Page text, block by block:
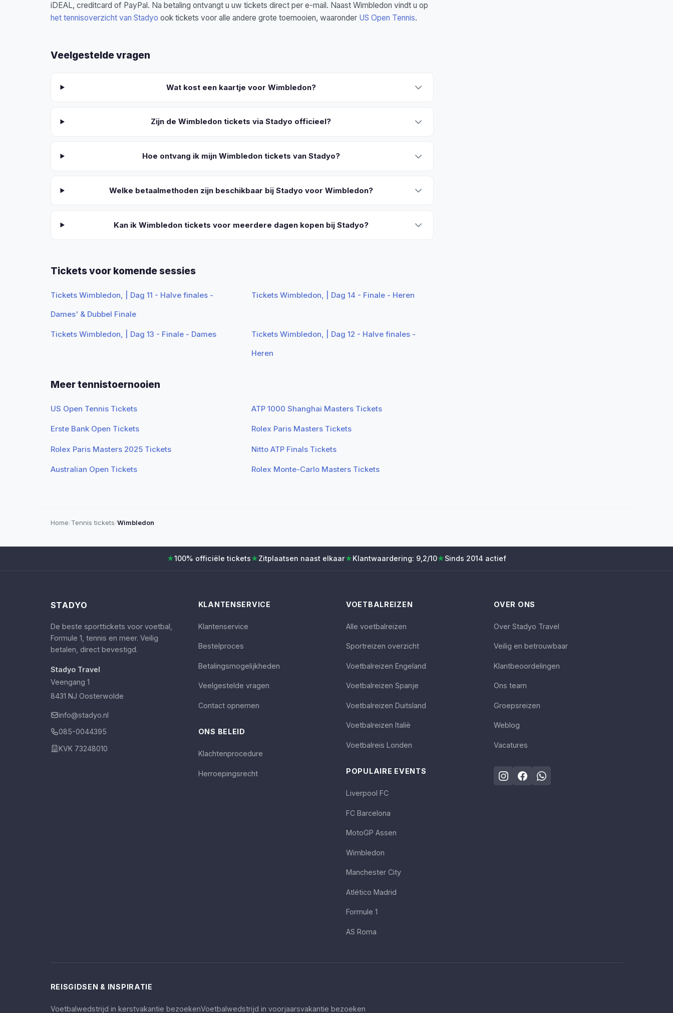
iDEAL, creditcard of PayPal. Na betaling ontvangt u uw tickets direct per e-mail. Naast Wimbledon vindt u op
het tennisoverzicht van Stadyo ook tickets voor alle andere grote toernooien, waaronder US Open Tennis.
Veelgestelde vragen
Wat kost een kaartje voor Wimbledon?
Zijn de Wimbledon tickets via Stadyo officieel?
Hoe ontvang ik mijn Wimbledon tickets van Stadyo?
Welke betaalmethoden zijn beschikbaar bij Stadyo voor Wimbledon?
Kan ik Wimbledon tickets voor meerdere dagen kopen bij Stadyo?
Tickets voor komende sessies
Tickets Wimbledon, | Dag 11 - Halve finales -
Dames' & Dubbel Finale
Tickets Wimbledon, | Dag 14 - Finale - Heren
Tickets Wimbledon, | Dag 13 - Finale - Dames
Tickets Wimbledon, | Dag 12 - Halve finales -
Heren
Meer tennistoernooien
US Open Tennis Tickets ATP 1000 Shanghai Masters Tickets
Erste Bank Open Tickets Rolex Paris Masters Tickets
Rolex Paris Masters 2025 Tickets Nitto ATP Finals Tickets
Australian Open Tickets Rolex Monte-Carlo Masters Tickets
Home/Tennis tickets/Wimbledon
★100% officiële tickets★Zitplaatsen naast elkaar★Klantwaardering: 9,2/10★Sinds 2014 actief
STADYO
De beste sporttickets voor voetbal,
Formule 1, tennis en meer. Veilig
betalen, direct bevestigd.
Stadyo Travel
Veengang 1
8431 NJ Oosterwolde
info@stadyo.nl
085-0044395
KVK 73248010
KLANTENSERVICE
Klantenservice
Bestelproces
Betalingsmogelijkheden
Veelgestelde vragen
Contact opnemen
ONS BELEID
Klachtenprocedure
Herroepingsrecht
VOETBALREIZEN
Alle voetbalreizen
Sportreizen overzicht
Voetbalreizen Engeland
Voetbalreizen Spanje
Voetbalreizen Duitsland
Voetbalreizen Italië
Voetbalreis Londen
POPULAIRE EVENTS
Liverpool FC
FC Barcelona
MotoGP Assen
Wimbledon
Manchester City
Atlético Madrid
Formule 1
AS Roma
OVER ONS
Over Stadyo Travel
Veilig en betrouwbaar
Klantbeoordelingen
Ons team
Groepsreizen
Weblog
Vacatures
REISGIDSEN & INSPIRATIE
Voetbalwedstrijd in kerstvakantie bezoekenVoetbalwedstrijd in voorjaarsvakantie bezoeken